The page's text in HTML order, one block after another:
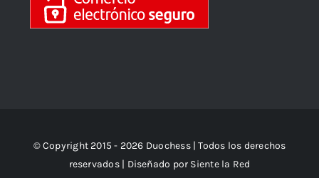
© Copyright 2015 - 2026 Duochess | Todos los derechos
reservados | Diseñado por Siente la Red